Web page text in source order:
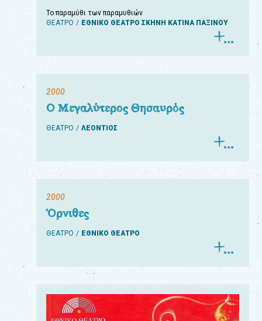
Το παραμύθι των παραμυθιών
ΘΕΑΤΡΟ
ΕΘΝΙΚΟ ΘΕΑΤΡΟ ΣΚΗΝΗ ΚΑΤΙΝΑ ΠΑΞΙΝΟΥ
2000
Ο Μεγαλύτερος Θησαυρός
ΘΕΑΤΡΟ ΛΕΟΝΤΙΟΣ
2000
Όρνιθες
ΘΕΑΤΡΟ ΕΘΝΙΚΟ ΘΕΑΤΡΟ